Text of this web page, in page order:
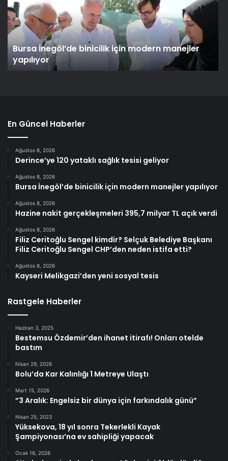
Bursa İnegöl’de binicilik için modern manejler
yapılıyor
En Güncel Haberler
Ağustos 8, 2026
Derince’ye 120 yataklı sağlık tesisi geliyor
Ağustos 8, 2026
Bursa İnegöl’de binicilik için modern manejler yapılıyor
Ağustos 8, 2026
Hazine nakit gerçekleşmeleri 395,7 milyar TL açık verdi
Ağustos 8, 2026
Filiz Ceritoğlu Sengel kimdir? Selçuk Belediye Başkanı
Filiz Ceritoğlu Sengel CHP’den neden istifa etti?
Ağustos 8, 2026
Kayseri Melikgazi’den yeni sosyal tesis
Rastgele Haberler
Haziran 3, 2025
Bestemsu Özdemir’den ihanet itirafı! Onları otelde
bastım
Nisan 29, 2026
Bolu’da Kar Kalınlığı 1 Metreye Ulaştı
Mart 15, 2026
”3 Aralık: Engelsiz bir dünya için farkındalık günü”
Nisan 25, 2023
Yüksekova, 18 yıl sonra Tekerlekli Kayak
Şampiyonası’na ev sahipliği yapacak
Ocak 18, 2026